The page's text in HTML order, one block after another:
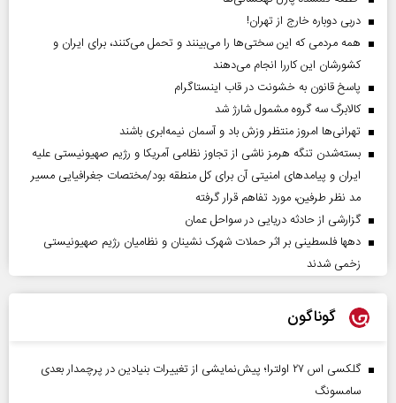
دربی دوباره خارج از تهران!
همه مردمی که این سختی‌ها را می‌بینند و تحمل می‌کنند، برای ایران و
کشورشان این کاررا انجام می‌دهند
پاسخ قانون به خشونت در قاب اینستاگرام
کالابرگ سه گروه مشمول شارژ شد
تهرانی‌ها امروز منتظر وزش باد و آسمان نیمه‌ابری باشند
بسته‌شدن تنگه هرمز ناشی از تجاوز نظامی آمریکا و رژیم صهیونیستی علیه
ایران و پیامد‌های امنیتی آن برای کل منطقه بود/مختصات جغرافیایی مسیر
مد نظر طرفین، مورد تفاهم قرار گرفته
گزارشی از حادثه دریایی در سواحل عمان
دهها فلسطینی بر اثر حملات شهرک نشینان و نظامیان رژیم صهیونیستی
زخمی شدند
گوناگون
گلکسی اس ۲۷ اولترا؛ پیش‌نمایشی از تغییرات بنیادین در پرچمدار بعدی
سامسونگ